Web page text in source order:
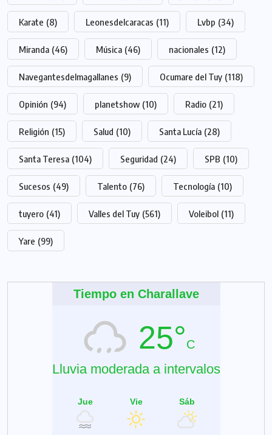
Karate (8) Leonesdelcaracas (11) Lvbp (34)
Miranda (46) Música (46) nacionales (12)
Navegantesdelmagallanes (9) Ocumare del Tuy (118)
Opinión (94) planetshow (10) Radio (21)
Religión (15) Salud (10) Santa Lucía (28)
Santa Teresa (104) Seguridad (24) SPB (10)
Sucesos (49) Talento (76) Tecnología (10)
tuyero (41) Valles del Tuy (561) Voleibol (11)
Yare (99)
Tiempo en Charallave
25°C
Lluvia moderada a intervalos
Jue Vie Sáb